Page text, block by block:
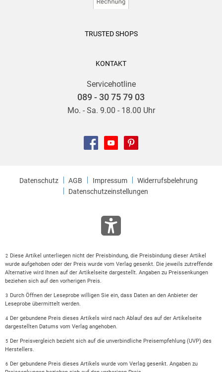
TRUSTED SHOPS
KONTAKT
Servicehotline
089 - 30 75 79 03
Mo. - Sa. 9.00 - 18.00 Uhr
Datenschutz AGB Impressum
Widerrufsbelehrung
Datenschutzeinstellungen
2
Diese Artikel unterliegen nicht der Preisbindung, die Preisbindung dieser Artikel
wurde aufgehoben oder der Preis wurde vom Verlag gesenkt. Die jeweils zutreffende
Alternative wird Ihnen auf der Artikelseite dargestellt. Angaben zu Preissenkungen
beziehen sich auf den vorherigen Preis.
3
Durch Öffnen der Leseprobe willigen Sie ein, dass Daten an den Anbieter der
Leseprobe übermittelt werden.
4
Der gebundene Preis dieses Artikels wird nach Ablauf des auf der Artikelseite
dargestellten Datums vom Verlag angehoben.
5
Der Preisvergleich bezieht sich auf die unverbindliche Preisempfehlung (UVP) des
Herstellers.
6
Der gebundene Preis dieses Artikels wurde vom Verlag gesenkt. Angaben zu